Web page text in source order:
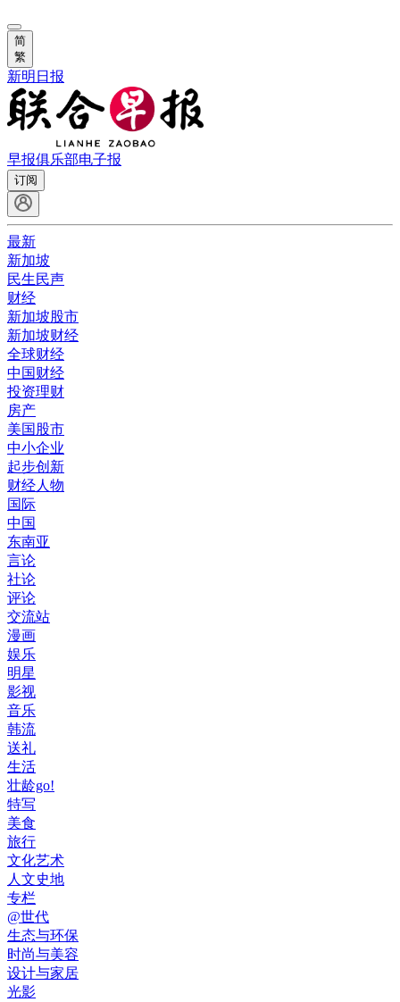
简
繁
新明日报
早报俱乐部电子报
订阅
最新
新加坡
民生民声
财经
新加坡股市
新加坡财经
全球财经
中国财经
投资理财
房产
美国股市
中小企业
起步创新
财经人物
国际
中国
东南亚
言论
社论
评论
交流站
漫画
娱乐
明星
影视
音乐
韩流
送礼
生活
壮龄go!
特写
美食
旅行
文化艺术
人文史地
专栏
@世代
生态与环保
时尚与美容
设计与家居
光影